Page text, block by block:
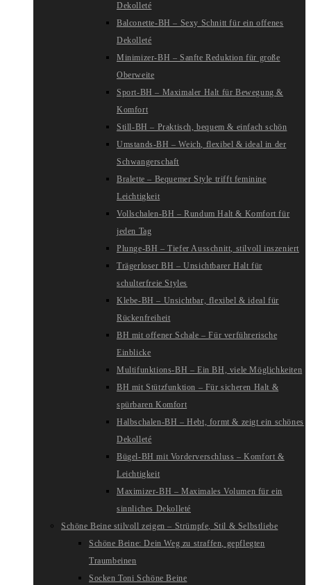
Dekolleté
Balconette-BH – Sexy Schnitt für ein offenes
Dekolleté
Minimizer-BH – Sanfte Reduktion für große
Oberweite
Sport-BH – Maximaler Halt für Bewegung &
Komfort
Still-BH – Praktisch, bequem & einfach schön
Umstands-BH – Weich, flexibel & ideal in der
Schwangerschaft
Bralette – Bequemer Style trifft feminine
Leichtigkeit
Vollschalen-BH – Rundum Halt & Komfort für
jeden Tag
Plunge-BH – Tiefer Ausschnitt, stilvoll inszeniert
Trägerloser BH – Unsichtbarer Halt für
schulterfreie Styles
Klebe-BH – Unsichtbar, flexibel & ideal für
Rückenfreiheit
BH mit offener Schale – Für verführerische
Einblicke
Multifunktions-BH – Ein BH, viele Möglichkeiten
BH mit Stützfunktion – Für sicheren Halt &
spürbaren Komfort
Halbschalen-BH – Hebt, formt & zeigt ein schönes
Dekolleté
Bügel-BH mit Vorderverschluss – Komfort &
Leichtigkeit
Maximizer-BH – Maximales Volumen für ein
sinnliches Dekolleté
Schöne Beine stilvoll zeigen – Strümpfe, Stil & Selbstliebe
Schöne Beine: Dein Weg zu straffen, gepflegten
Traumbeinen
Socken Toni Schöne Beine